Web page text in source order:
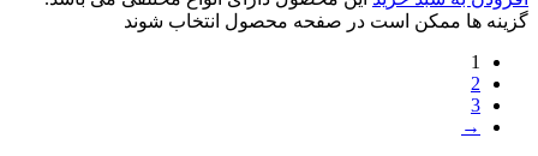
گزینه ها ممکن است در صفحه محصول انتخاب شوند
1
2
3
→